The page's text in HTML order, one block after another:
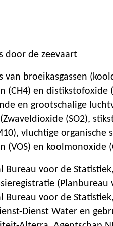
door de zeevaart
van broeikasgassen
(CH4) en distikstofoxide
en grootschalige
(SO2),
vluchtige organische
(VOS) en koolmonoxide
Bureau voor de
(Planbureau
Bureau voor de
Dienst Water en